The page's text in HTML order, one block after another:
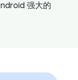
强大的